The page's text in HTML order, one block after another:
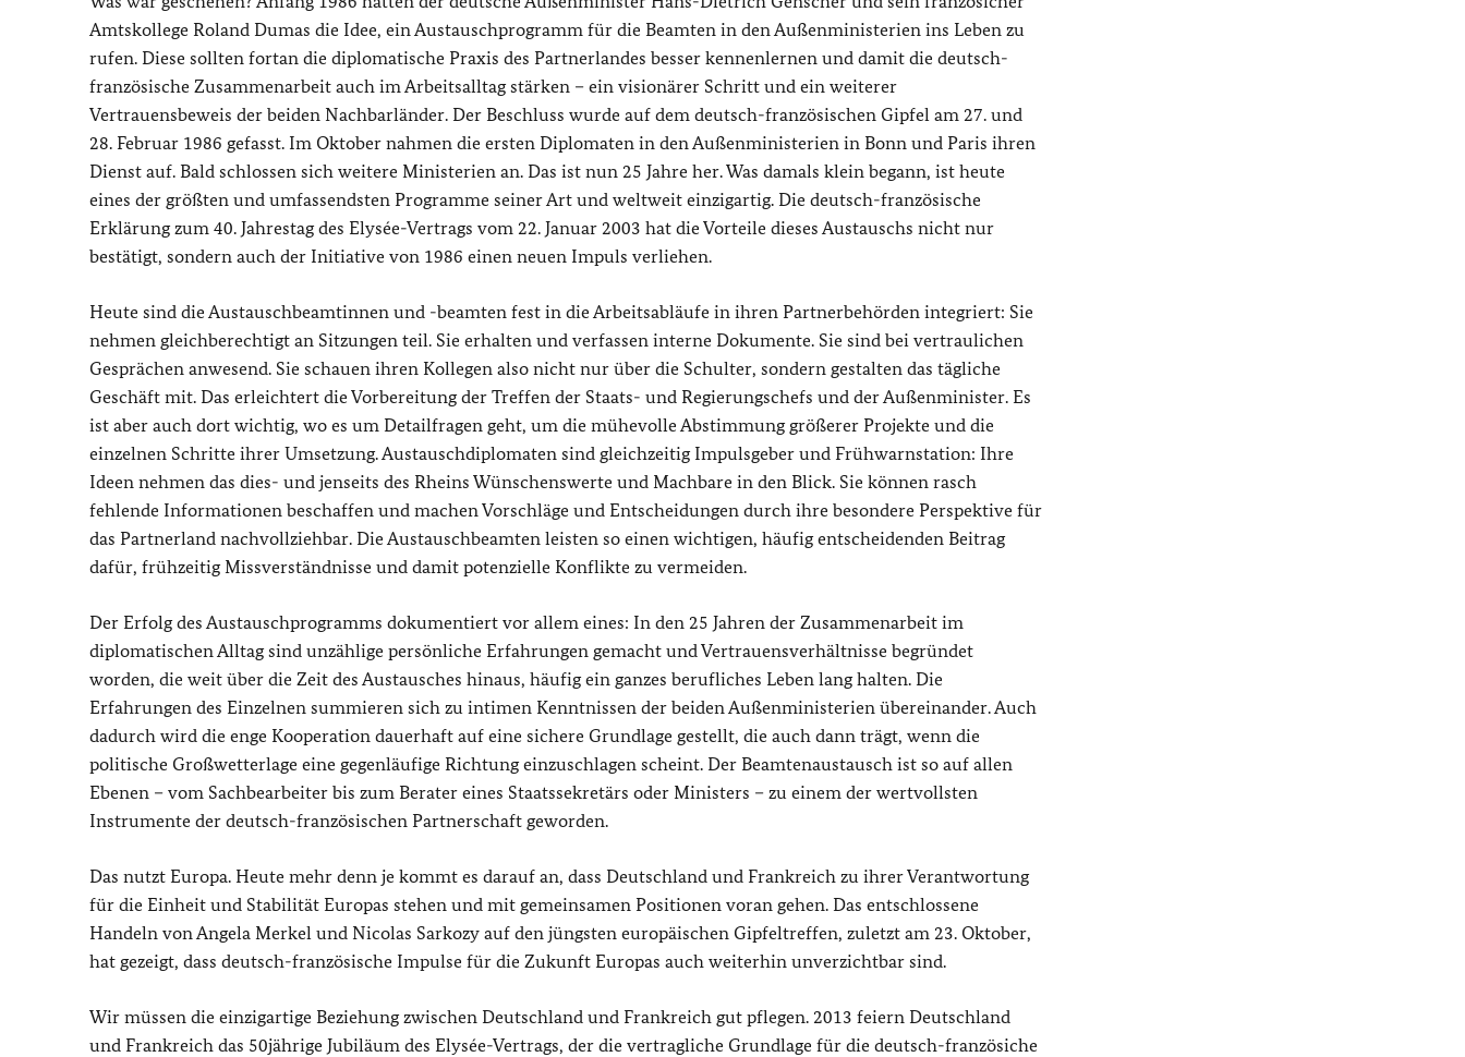
Amtskollege Roland Dumas die Idee, ein Austauschprogramm für die Beamten in den Außenministerien ins Leben zu
rufen. Diese sollten fortan die diplomatische Praxis des Partnerlandes besser kennenlernen und damit die deutsch-
französische Zusammenarbeit auch im Arbeitsalltag stärken – ein visionärer Schritt und ein weiterer
Vertrauensbeweis der beiden Nachbarländer. Der Beschluss wurde auf dem deutsch-französischen Gipfel am 27. und
28. Februar 1986 gefasst. Im Oktober nahmen die ersten Diplomaten in den Außenministerien in Bonn und Paris ihren
Dienst auf. Bald schlossen sich weitere Ministerien an. Das ist nun 25 Jahre her. Was damals klein begann, ist heute
eines der größten und umfassendsten Programme seiner Art und weltweit einzigartig. Die deutsch-französische
Erklärung zum 40. Jahrestag des Elysée-Vertrags vom 22. Januar 2003 hat die Vorteile dieses Austauschs nicht nur
bestätigt, sondern auch der Initiative von 1986 einen neuen Impuls verliehen.
Heute sind die Austauschbeamtinnen und -beamten fest in die Arbeitsabläufe in ihren Partnerbehörden integriert: Sie
nehmen gleichberechtigt an Sitzungen teil. Sie erhalten und verfassen interne Dokumente. Sie sind bei vertraulichen
Gesprächen anwesend. Sie schauen ihren Kollegen also nicht nur über die Schulter, sondern gestalten das tägliche
Geschäft mit. Das erleichtert die Vorbereitung der Treffen der Staats- und Regierungschefs und der Außenminister. Es
ist aber auch dort wichtig, wo es um Detailfragen geht, um die mühevolle Abstimmung größerer Projekte und die
einzelnen Schritte ihrer Umsetzung. Austauschdiplomaten sind gleichzeitig Impulsgeber und Frühwarnstation: Ihre
Ideen nehmen das dies- und jenseits des Rheins Wünschenswerte und Machbare in den Blick. Sie können rasch
fehlende Informationen beschaffen und machen Vorschläge und Entscheidungen durch ihre besondere Perspektive für
das Partnerland nachvollziehbar. Die Austauschbeamten leisten so einen wichtigen, häufig entscheidenden Beitrag
dafür, frühzeitig Missverständnisse und damit potenzielle Konflikte zu vermeiden.
Der Erfolg des Austauschprogramms dokumentiert vor allem eines: In den 25 Jahren der Zusammenarbeit im
diplomatischen Alltag sind unzählige persönliche Erfahrungen gemacht und Vertrauensverhältnisse begründet
worden, die weit über die Zeit des Austausches hinaus, häufig ein ganzes berufliches Leben lang halten. Die
Erfahrungen des Einzelnen summieren sich zu intimen Kenntnissen der beiden Außenministerien übereinander. Auch
dadurch wird die enge Kooperation dauerhaft auf eine sichere Grundlage gestellt, die auch dann trägt, wenn die
politische Großwetterlage eine gegenläufige Richtung einzuschlagen scheint. Der Beamtenaustausch ist so auf allen
Ebenen – vom Sachbearbeiter bis zum Berater eines Staatssekretärs oder Ministers – zu einem der wertvollsten
Instrumente der deutsch-französischen Partnerschaft geworden.
Das nutzt Europa. Heute mehr denn je kommt es darauf an, dass Deutschland und Frankreich zu ihrer Verantwortung
für die Einheit und Stabilität Europas stehen und mit gemeinsamen Positionen voran gehen. Das entschlossene
Handeln von Angela Merkel und Nicolas Sarkozy auf den jüngsten europäischen Gipfeltreffen, zuletzt am 23. Oktober,
hat gezeigt, dass deutsch-französische Impulse für die Zukunft Europas auch weiterhin unverzichtbar sind.
Wir müssen die einzigartige Beziehung zwischen Deutschland und Frankreich gut pflegen. 2013 feiern Deutschland
und Frankreich das 50jährige Jubiläum des Elysée-Vertrags, der die vertragliche Grundlage für die deutsch-französiche